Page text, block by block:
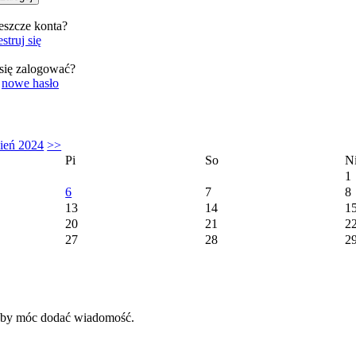
konta?
się
zalogować?
nowe hasło
2024 >>
Pi
So
Ni
1
6
7
8
13
14
20
21
22
27
28
móc dodać wiadomość.